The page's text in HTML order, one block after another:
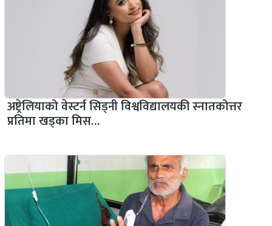
अष्ट्रेलियाको वेस्टर्न सिड्नी विश्वविद्यालयकी स्नातकोत्तर
प्रतिमा खड्का मिस…